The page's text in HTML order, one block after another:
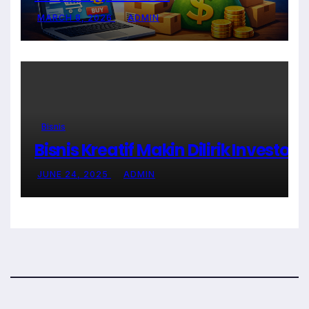
MARCH 8, 2026 ADMIN
Bisnis
Bisnis Kreatif Makin Dilirik Investor
JUNE 24, 2025 ADMIN